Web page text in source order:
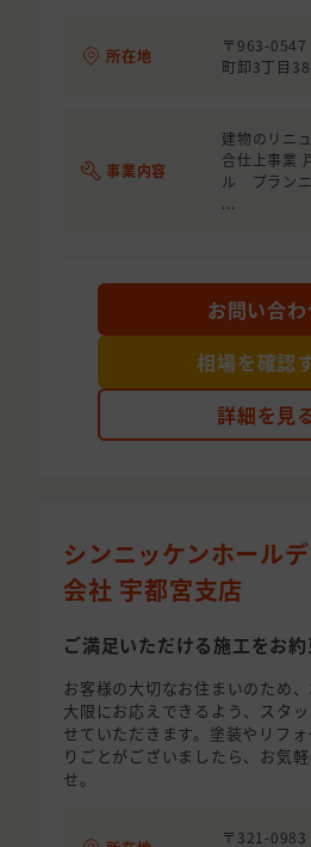
所在地
〒963-0547
町卸3丁目
事業内容
建物のリニ
合仕上事業
ル プランニ
...
詳細を見
お問い合わ
相場を確認
シンニッケンホール
会社 宇都宮支店
ご満足いただける施工をお約
お客様の大切なお住まいのため
大限にお応えできるよう、スタ
せていただきます。塗装やリフ
りごとがございましたら、お気
せ。
〒321-0983